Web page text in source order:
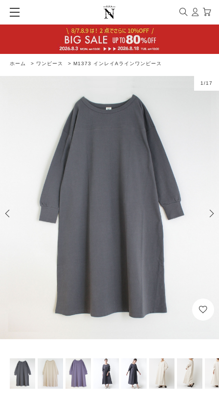
ホーム > ワンピース > M1373 インレイAラインワンピース
1 /17